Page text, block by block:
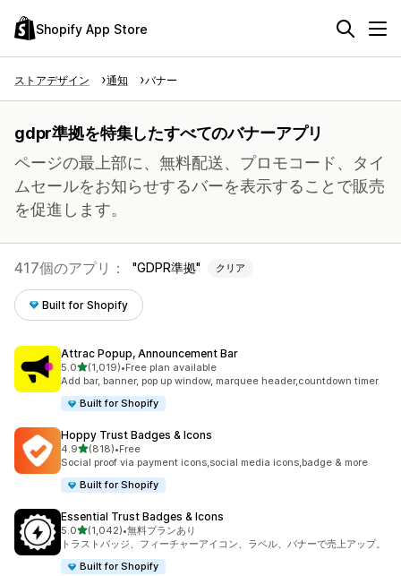
Shopify App Store
ストアデザイン 通知 バナー
gdpr準拠を特集したすべてのバナーアプリ
ページの最上部に、無料配送、プロモコード、タイ
ムセールをお知らせするバーを表示することで販売
を促進します。
417個のアプリ： GDPR準拠 クリア
Built for Shopify
Attrac Popup, Announcement Bar
5.05つ星中
(1,019)
合計レビュー数：1019件
•Free plan available
Add bar, banner, pop up window, marquee header,countdown timer
Built for Shopify
Hoppy Trust Badges & Icons
4.95つ星中
(818)
合計レビュー数：818件
•Free
Social proof via payment icons,social media icons,badge & more
Built for Shopify
Essential Trust Badges & Icons
5.05つ星中
(1,042)
合計レビュー数：1042件
•無料プランあり
トラストバッジ、フィーチャーアイコン、ラベル、バナーで売上アップ。
Built for Shopify